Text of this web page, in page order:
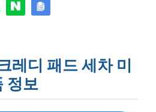
레디 패드 세차 미
정보